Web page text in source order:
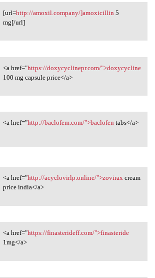
amoxil.company/
[url=http://amoxil.company/]amoxicillin 5
mg[/url]
href="https:/
<a href="https://doxycyclinepr.com/">doxycycline
100 mg capsule price</a>
href="http://baclofem.com/
<a href="http://baclofem.com/">baclofen tabs</a>
href="http://acyclovirlp
<a href="http://acyclovirlp.online/">zoviraxcream
price india</a>
href="https:/
<a href="https://finasterideff.com/">finasteride
1mg</a>